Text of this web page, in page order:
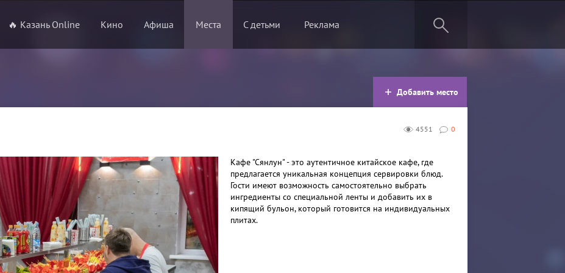
🔥 Казань Online Кино Афиша Места С детьми Реклама
Добавить место
0
4551
Кафе "Сянлун" - это аутентичное китайское кафе, где
предлагается уникальная концепция сервировки блюд.
Гости имеют возможность самостоятельно выбрать
ингредиенты со специальной ленты и добавить их в
кипящий бульон, который готовится на индивидуальных
плитах.